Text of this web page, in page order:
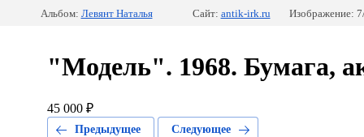
Альбом: Левянт Наталья Сайт: antik-irk.ru Изображение:
"Модель". 1968. Бумага,
45 000 ₽
Предыдущее Следующее